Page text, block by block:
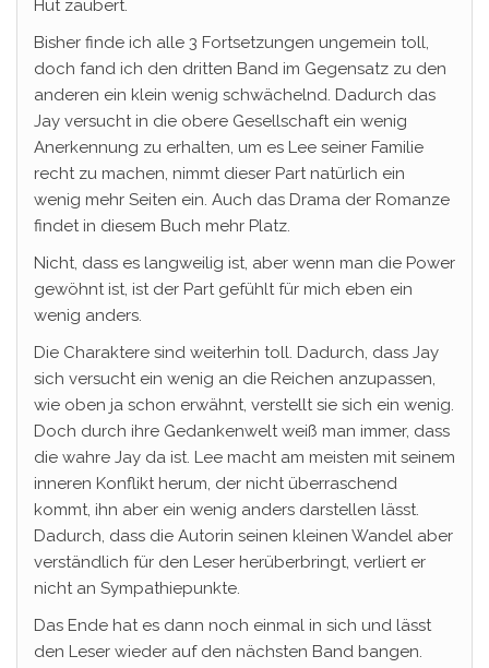
Hut zaubert.
Bisher finde ich alle 3 Fortsetzungen ungemein toll,
doch fand ich den dritten Band im Gegensatz zu den
anderen ein klein wenig schwächelnd. Dadurch das
Jay versucht in die obere Gesellschaft ein wenig
Anerkennung zu erhalten, um es Lee seiner Familie
recht zu machen, nimmt dieser Part natürlich ein
wenig mehr Seiten ein. Auch das Drama der Romanze
findet in diesem Buch mehr Platz.
Nicht, dass es langweilig ist, aber wenn man die Power
gewöhnt ist, ist der Part gefühlt für mich eben ein
wenig anders.
Die Charaktere sind weiterhin toll. Dadurch, dass Jay
sich versucht ein wenig an die Reichen anzupassen,
wie oben ja schon erwähnt, verstellt sie sich ein wenig.
Doch durch ihre Gedankenwelt weiß man immer, dass
die wahre Jay da ist. Lee macht am meisten mit seinem
inneren Konflikt herum, der nicht überraschend
kommt, ihn aber ein wenig anders darstellen lässt.
Dadurch, dass die Autorin seinen kleinen Wandel aber
verständlich für den Leser herüberbringt, verliert er
nicht an Sympathiepunkte.
Das Ende hat es dann noch einmal in sich und lässt
den Leser wieder auf den nächsten Band bangen.